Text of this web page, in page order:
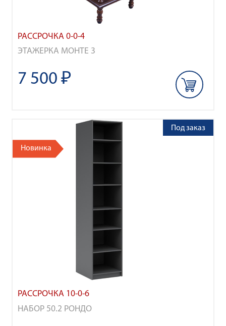
РАССРОЧКА 0-0-4
ЭТАЖЕРКА МОНТЕ 3
7 500 ₽
РАССРОЧКА 10-0-6
НАБОР 50.2 РОНДО
Новинка
Под заказ